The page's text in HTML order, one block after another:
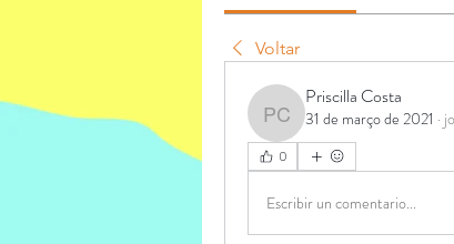
Voltar
Priscilla Costa
Priscilla Costa
31 de março de 2021 ·
0
Escribir un comentario...